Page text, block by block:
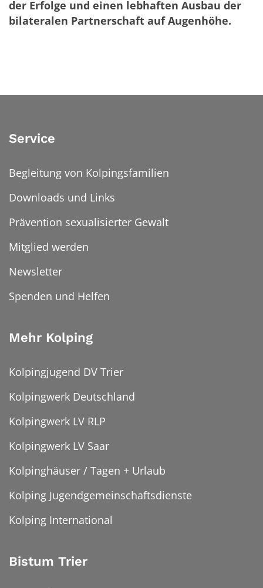
der Erfolge und einen lebhaften Ausbau der
bilateralen Partnerschaft auf Augenhöhe.
Service
Begleitung von Kolpingsfamilien
Downloads und Links
Prävention sexualisierter Gewalt
Mitglied werden
Newsletter
Spenden und Helfen
Mehr Kolping
Kolpingjugend DV Trier
Kolpingwerk Deutschland
Kolpingwerk LV RLP
Kolpingwerk LV Saar
Kolpinghäuser / Tagen + Urlaub
Kolping Jugendgemeinschaftsdienste
Kolping International
Bistum Trier